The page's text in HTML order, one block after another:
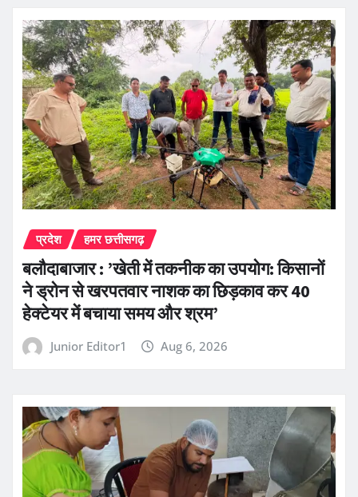
प्रदेश हमर छत्तीसगढ़
बलौदाबाजार : ’खेती में तकनीक का उपयोग: किसानों
ने ड्रोन से खरपतवार नाशक का छिड़काव कर 40
हेक्टेयर में बचाया समय और श्रम’
Junior Editor1 Aug 6, 2026